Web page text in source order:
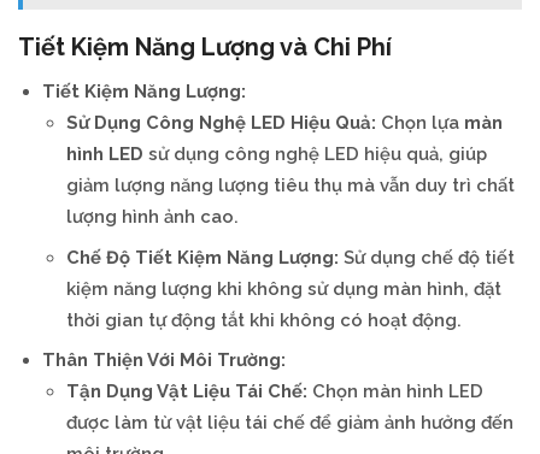
Tiết Kiệm Năng Lượng và Chi Phí
Tiết Kiệm Năng Lượng:
Sử Dụng Công Nghệ LED Hiệu Quả: Chọn lựa màn
hình LED sử dụng công nghệ LED hiệu quả, giúp
giảm lượng năng lượng tiêu thụ mà vẫn duy trì chất
lượng hình ảnh cao.
Chế Độ Tiết Kiệm Năng Lượng: Sử dụng chế độ tiết
kiệm năng lượng khi không sử dụng màn hình, đặt
thời gian tự động tắt khi không có hoạt động.
Thân Thiện Với Môi Trường:
Tận Dụng Vật Liệu Tái Chế: Chọn màn hình LED
được làm từ vật liệu tái chế để giảm ảnh hưởng đến